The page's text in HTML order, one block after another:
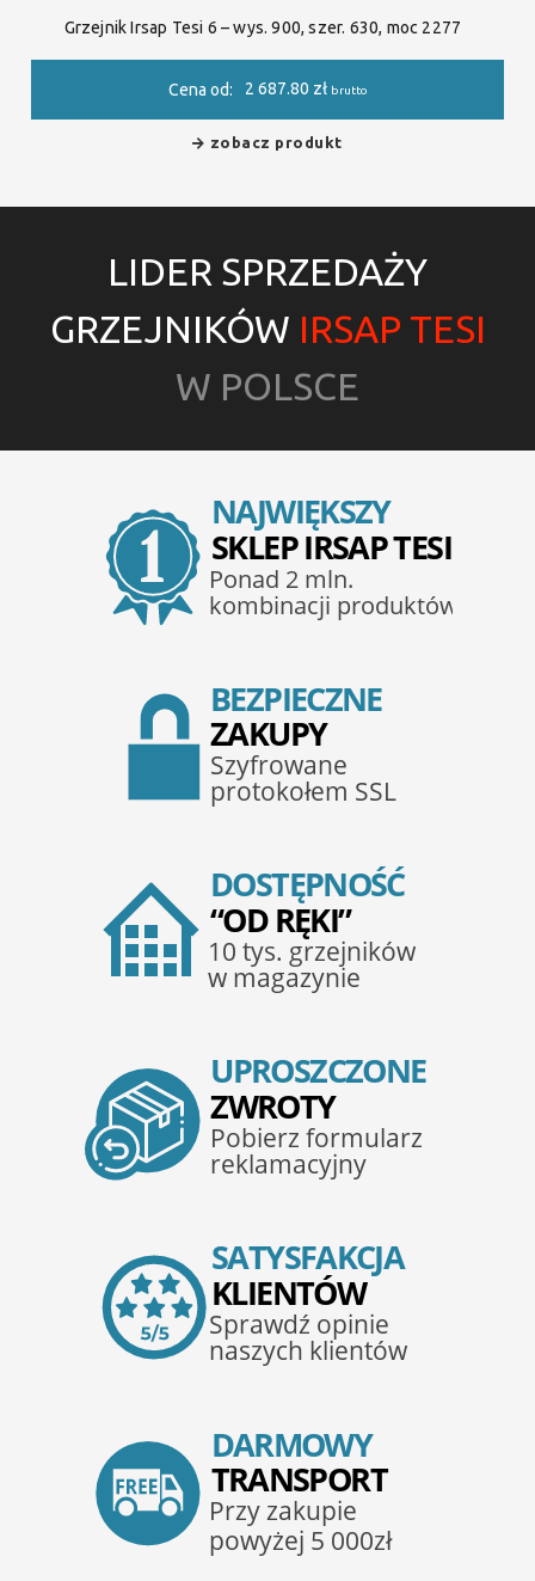
Grzejnik Irsap Tesi 6 – wys. 900, szer. 630, moc 2277
Cena od: 2 687.80 zł brutto
zobacz produkt
LIDER SPRZEDAŻY
GRZEJNIKÓW IRSAP TESI
W POLSCE